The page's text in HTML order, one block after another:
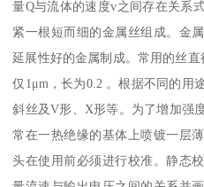
量Q与流体的速度v之间存在关系
紧一根短而细的金属丝组成。金
延展性好的金属制成。常用的丝
仅1μm，长为0.2 。根据不同的用
斜丝及V形、X形等。为了增加强
常在一热绝缘的基体上喷镀一层
头在使用前必须进行校准。静态